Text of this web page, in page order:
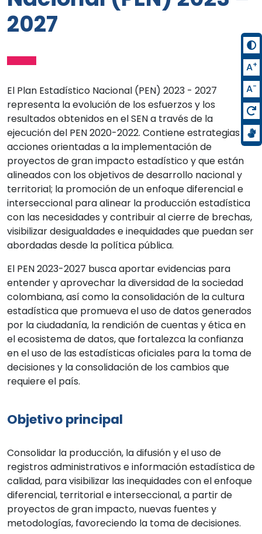
2027
El Plan Estadístico Nacional (PEN) 2023 - 2027
representa la evolución de los esfuerzos y los
resultados obtenidos en el SEN a través de la
ejecución del PEN 2020-2022. Contiene estrategias y
acciones orientadas a la implementación de
proyectos de gran impacto estadístico y que están
alineados con los objetivos de desarrollo nacional y
territorial; la promoción de un enfoque diferencial e
interseccional para alinear la producción estadística
con las necesidades y contribuir al cierre de brechas,
visibilizar desigualdades e inequidades que puedan ser
abordadas desde la política pública.
El PEN 2023-2027 busca aportar evidencias para
entender y aprovechar la diversidad de la sociedad
colombiana, así como la consolidación de la cultura
estadística que promueva el uso de datos generados
por la ciudadanía, la rendición de cuentas y ética en
el ecosistema de datos, que fortalezca la confianza
en el uso de las estadísticas oficiales para la toma de
decisiones y la consolidación de los cambios que
requiere el país.
Objetivo principal
Consolidar la producción, la difusión y el uso de
registros administrativos e información estadística de
calidad, para visibilizar las inequidades con el enfoque
diferencial, territorial e interseccional, a partir de
proyectos de gran impacto, nuevas fuentes y
metodologías, favoreciendo la toma de decisiones.
A+
A-